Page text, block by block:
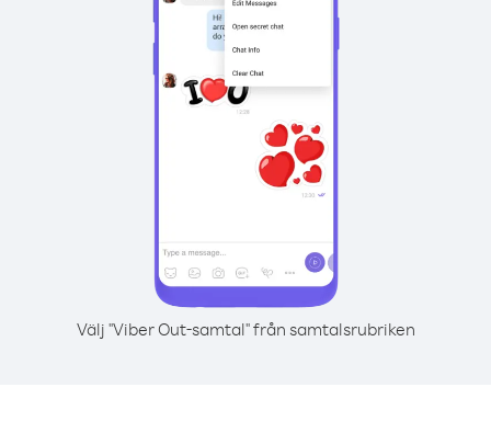
Välj "Viber Out-samtal" från samtalsrubriken